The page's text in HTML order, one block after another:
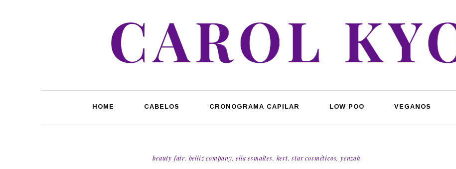
HOME CABELOS CRONOGRAMA CAPILAR LOW POO VEGANOS
beauty fair, belliz company,ella esmaltes, kert,star cosméticos, yenzah